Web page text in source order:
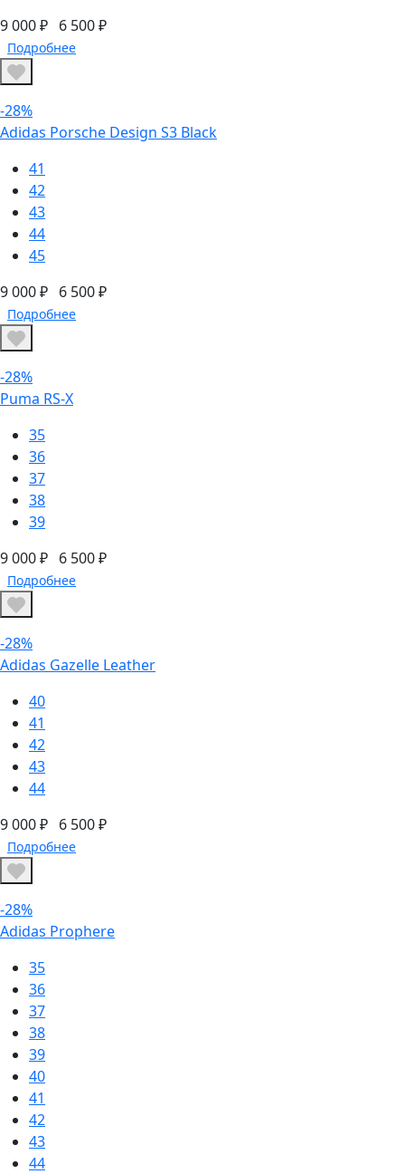
9 000 ₽ 6 500 ₽
Подробнее
-28%
Adidas Porsche Design S3 Black
41
42
43
44
45
9 000 ₽ 6 500 ₽
Подробнее
-28%
Puma RS-X
35
36
37
38
39
9 000 ₽ 6 500 ₽
Подробнее
-28%
Adidas Gazelle Leather
40
41
42
43
44
9 000 ₽ 6 500 ₽
Подробнее
-28%
Adidas Prophere
35
36
37
38
39
40
41
42
43
44